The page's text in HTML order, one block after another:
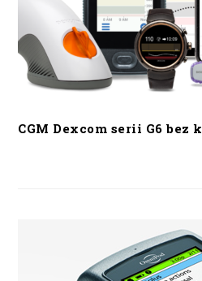
CGM Dexcom serii G6 bez